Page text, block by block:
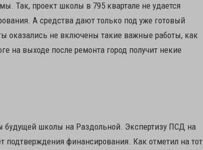
Так, проект школы в 795 квартале не удается
А средства дают только под уже готовый
оказались не включены такие важные работы, как
на выходе после ремонта город получит некие
будущей школы на Раздольной. Экспертизу ПСД на
подтверждения финансирования. Как отметил на тот